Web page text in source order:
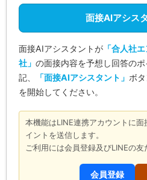
面接AIアシ
面接AIアシスタントが 「合人社
社」 の面接内容を予想し回答の
記、
「面接AIアシスタント」 ボ
を開始してください。
本機能はLINE連携アカウントに
イントを送信します。
ご利用には会員登録及びLINEの友
会員登録